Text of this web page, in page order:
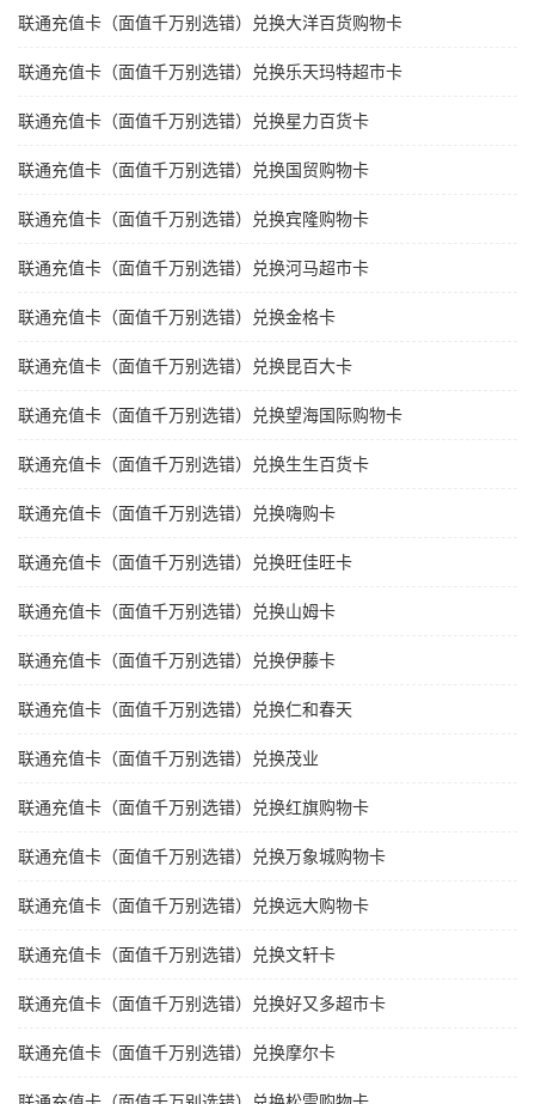
联通充值卡（面值千万别选错）兑换大洋百货购物卡
联通充值卡（面值千万别选错）兑换乐天玛特超市卡
联通充值卡（面值千万别选错）兑换星力百货卡
联通充值卡（面值千万别选错）兑换国贸购物卡
联通充值卡（面值千万别选错）兑换宾隆购物卡
联通充值卡（面值千万别选错）兑换河马超市卡
联通充值卡（面值千万别选错）兑换金格卡
联通充值卡（面值千万别选错）兑换昆百大卡
联通充值卡（面值千万别选错）兑换望海国际购物卡
联通充值卡（面值千万别选错）兑换生生百货卡
联通充值卡（面值千万别选错）兑换嗨购卡
联通充值卡（面值千万别选错）兑换旺佳旺卡
联通充值卡（面值千万别选错）兑换山姆卡
联通充值卡（面值千万别选错）兑换伊藤卡
联通充值卡（面值千万别选错）兑换仁和春天
联通充值卡（面值千万别选错）兑换茂业
联通充值卡（面值千万别选错）兑换红旗购物卡
联通充值卡（面值千万别选错）兑换万象城购物卡
联通充值卡（面值千万别选错）兑换远大购物卡
联通充值卡（面值千万别选错）兑换文轩卡
联通充值卡（面值千万别选错）兑换好又多超市卡
联通充值卡（面值千万别选错）兑换摩尔卡